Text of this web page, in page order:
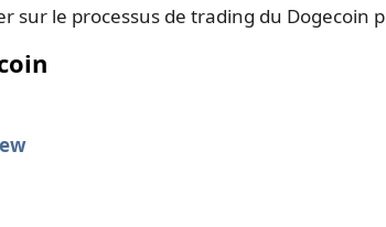
sur le processus de trading du Dogecoin